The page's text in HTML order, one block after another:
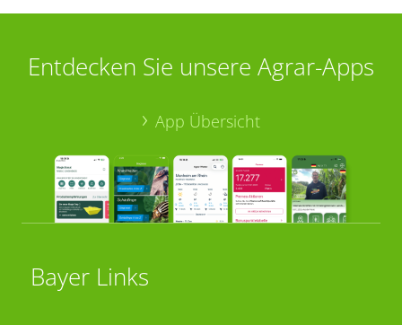
Entdecken Sie unsere Agrar-Apps
App Übersicht
Bayer Links